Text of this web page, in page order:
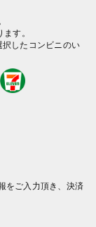
す。
したコンビニのい
をご入力頂き、決済